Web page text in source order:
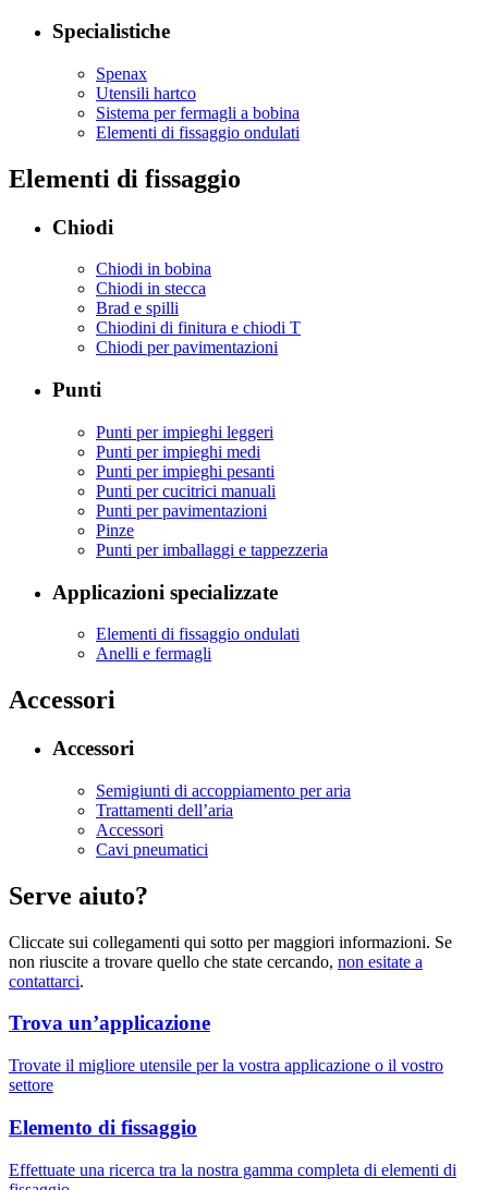
Specialistiche
Spenax
Utensili hartco
Sistema per fermagli a bobina
Elementi di fissaggio ondulati
Elementi di fissaggio
Chiodi
Chiodi in bobina
Chiodi in stecca
Brad e spilli
Chiodini di finitura e chiodi T
Chiodi per pavimentazioni
Punti
Punti per impieghi leggeri
Punti per impieghi medi
Punti per impieghi pesanti
Punti per cucitrici manuali
Punti per pavimentazioni
Pinze
Punti per imballaggi e tappezzeria
Applicazioni specializzate
Elementi di fissaggio ondulati
Anelli e fermagli
Accessori
Accessori
Semigiunti di accoppiamento per aria
Trattamenti dell’aria
Accessori
Cavi pneumatici
Serve aiuto?
Cliccate sui collegamenti qui sotto per maggiori informazioni. Se
non riuscite a trovare quello che state cercando, non esitate a
contattarci.
Trova un’applicazione
Trovate il migliore utensile per la vostra applicazione o il vostro
settore
Elemento di fissaggio
Effettuate una ricerca tra la nostra gamma completa di elementi di